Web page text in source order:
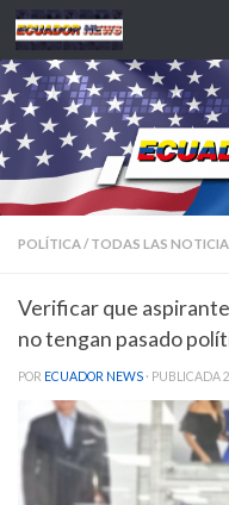
Saltar al contenido
POLÍTICA/ TODAS LAS
Verificar que
no tengan pasado
POR ECUADOR NEWS · PUBLICADA